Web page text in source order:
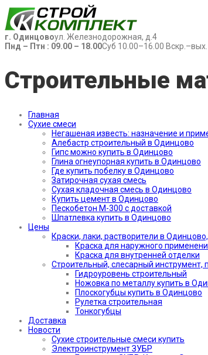
г. Одинцовоул. Железнодорожная, д.4
Пнд – Птн : 09.00 – 18.00Суб 10.00–16.00 Вскр.–вых.
Строительные
Главная
Сухие смеси
Негашеная известь: назначение и
Алебастр строительный в Одинцово
Гипс можно купить в Одинцово
Глина огнеупорная купить в Одинцово
Где купить побелку в Одинцово
Затирочная сухая смесь
Сухая кладочная смесь в Одинцово
Купить цемент в Одинцово
Пескобетон М-300 с доставкой
Шпатлевка купить в Одинцово
Цены
Краски, лаки, растворители в
Краска для наружного
Краска для внутренней отделки
Строительный, слесарный инструмент,
Гидроуровень строительный
Ножовка по металлу купить в
Плоскогубцы купить в Одинцово
Рулетка строительная
Тонкогубцы
Доставка
Новости
Сухие строительные смеси купить
Электроинструмент ЗУБР